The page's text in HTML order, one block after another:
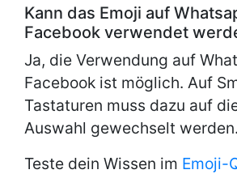
Kann das Emoji auf
Facebook verwendet
Ja, die Verwendung auf
Facebook ist möglich. Auf
Tastaturen muss dazu auf
Auswahl gewechselt werden.
Teste dein Wissen im Emoji-